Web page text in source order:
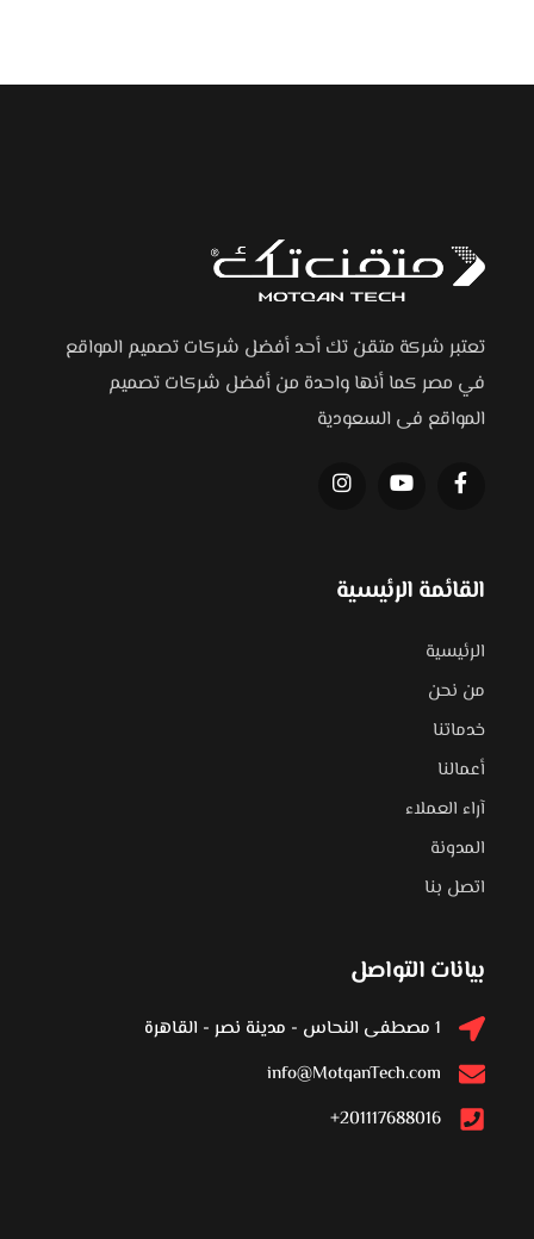
تعتبر شركة متقن تك أحد أفضل شركات تصميم المواقع
في مصر كما أنها واحدة من أفضل شركات تصميم
المواقع فى السعودية
القائمة الرئيسية
الرئيسية
من نحن
خدماتنا
أعمالنا
آراء العملاء
المدونة
اتصل بنا
بيانات التواصل
1 مصطفى النحاس - مدينة نصر - القاهرة
info@MotqanTech.com
201117688016+